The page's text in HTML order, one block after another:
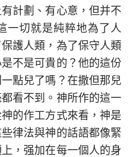
計劃、有心意，但并不
一切就是純粹地為了人
護人類，為了保守人類
不是可貴的？他的這份
點兒了嗎？在撒但那兒
看不到。神所作的這一
的作工方式來看，神是
律法與神的話語都像緊
，强加在每一個人的身